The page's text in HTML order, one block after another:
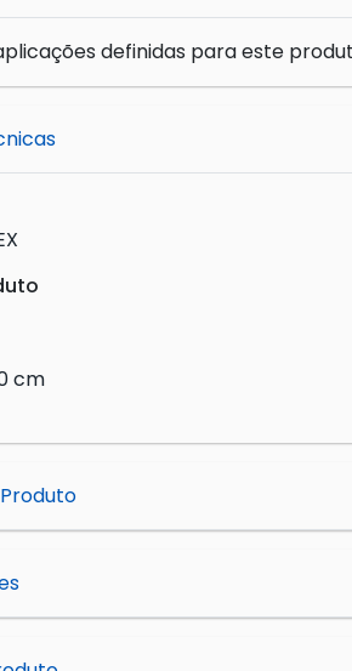
definidas para este
cm